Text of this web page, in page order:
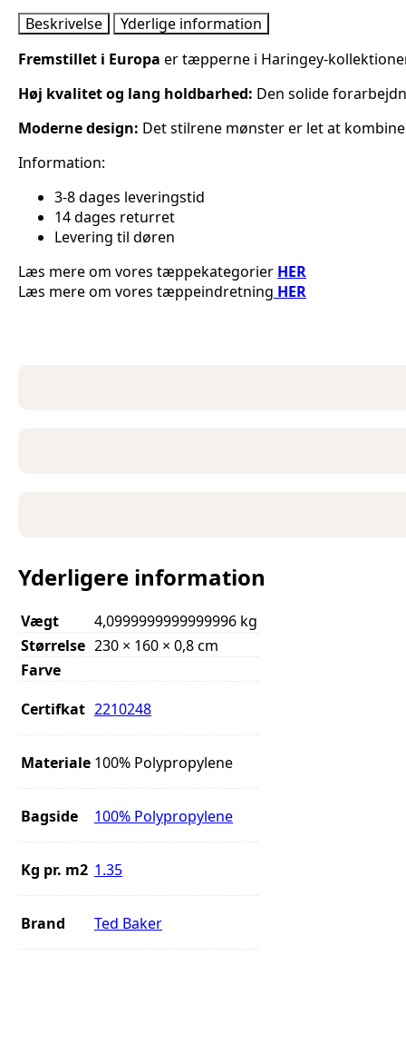
antal
Beskrivelse
Yderlige information
Fremstillet i Europa er tæpperne i Haringey-
Høj kvalitet og lang holdbarhed: Den solide
Moderne design: Det stilrene mønster er let at
Information:
3-8 dages leveringstid
14 dages returret
Levering til døren
Læs mere om vores tæppekategorier HER
Læs mere om vores tæppeindretning HER
Yderligere information
Vægt
4,0999999999999996 kg
Størrelse 230 × 160 × 0,8 cm
Farve
Certifkat 2210248
Materiale 100% Polypropylene
Bagside 100% Polypropylene
Kg pr. m2 1.35
Brand Ted Baker